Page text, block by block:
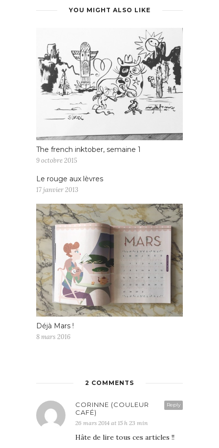
YOU MIGHT ALSO LIKE
The french inktober, semaine 1
9 octobre 2015
Le rouge aux lèvres
17 janvier 2013
Déjà Mars !
8 mars 2016
2 COMMENTS
Reply
CORINNE (COULEUR
CAFÉ)
26 mars 2014 at 15 h 23 min
Hâte de lire tous ces articles !!